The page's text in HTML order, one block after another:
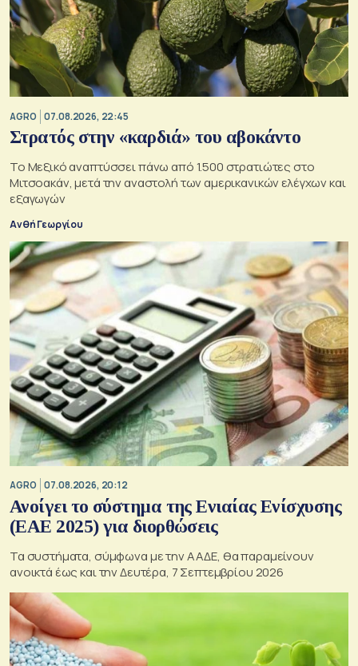
AGRO 07.08.2026, 22:45
Στρατός στην «καρδιά» του αβοκάντο
Το Μεξικό αναπτύσσει πάνω από 1.500 στρατιώτες στο
Μιτσοακάν, μετά την αναστολή των αμερικανικών ελέγχων και
εξαγωγών
Ανθή Γεωργίου
AGRO 07.08.2026, 20:12
Ανοίγει το σύστημα της Ενιαίας Ενίσχυσης
(ΕΑΕ 2025) για διορθώσεις
Τα συστήματα, σύμφωνα με την ΑΑΔΕ, θα παραμείνουν
ανοικτά έως και την Δευτέρα, 7 Σεπτεμβρίου 2026